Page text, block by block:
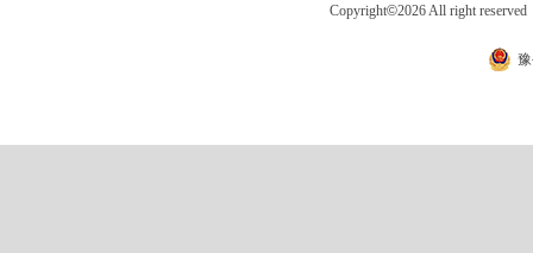
Copyright©2026 All right